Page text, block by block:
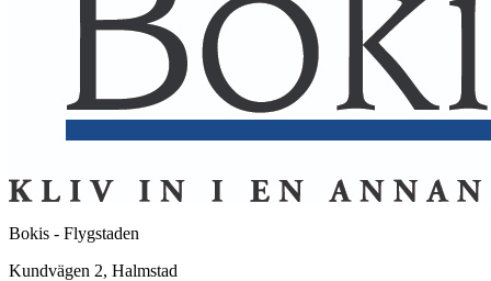
Bokis - Flygstaden
Kundvägen 2, Halmstad